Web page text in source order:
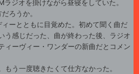
ラジオを掛けながら昼寝をしていた。
ろうか。
ーとともに目覚めた。初めて聞く曲だ
う感じだった、曲が終わった後、ラジオ
ィーヴィー・ワンダーの新曲だとコメン
う一度聴きたくて仕方なかった。